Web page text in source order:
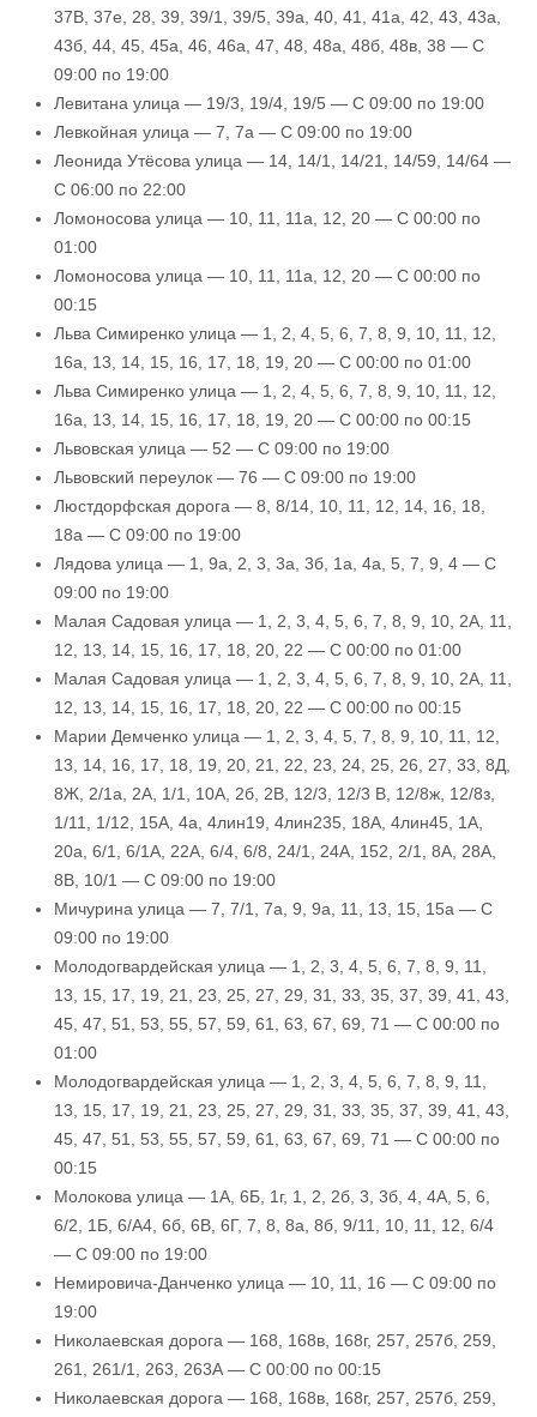
37В, 37е, 28, 39, 39/1, 39/5, 39а, 40, 41, 41а, 42, 43, 43а,
43б, 44, 45, 45а, 46, 46а, 47, 48, 48а, 48б, 48в, 38 — С
09:00 по 19:00
Левитана улица — 19/3, 19/4, 19/5 — С 09:00 по 19:00
Левкойная улица — 7, 7а — С 09:00 по 19:00
Леонида Утёсова улица — 14, 14/1, 14/21, 14/59, 14/64 —
С 06:00 по 22:00
Ломоносова улица — 10, 11, 11а, 12, 20 — С 00:00 по
01:00
Ломоносова улица — 10, 11, 11а, 12, 20 — С 00:00 по
00:15
Льва Симиренко улица — 1, 2, 4, 5, 6, 7, 8, 9, 10, 11, 12,
16а, 13, 14, 15, 16, 17, 18, 19, 20 — С 00:00 по 01:00
Льва Симиренко улица — 1, 2, 4, 5, 6, 7, 8, 9, 10, 11, 12,
16а, 13, 14, 15, 16, 17, 18, 19, 20 — С 00:00 по 00:15
Львовская улица — 52 — С 09:00 по 19:00
Львовский переулок — 76 — С 09:00 по 19:00
Люстдорфская дорога — 8, 8/14, 10, 11, 12, 14, 16, 18,
18а — С 09:00 по 19:00
Лядова улица — 1, 9а, 2, 3, 3а, 3б, 1а, 4а, 5, 7, 9, 4 — С
09:00 по 19:00
Малая Садовая улица — 1, 2, 3, 4, 5, 6, 7, 8, 9, 10, 2А, 11,
12, 13, 14, 15, 16, 17, 18, 20, 22 — С 00:00 по 01:00
Малая Садовая улица — 1, 2, 3, 4, 5, 6, 7, 8, 9, 10, 2А, 11,
12, 13, 14, 15, 16, 17, 18, 20, 22 — С 00:00 по 00:15
Марии Демченко улица — 1, 2, 3, 4, 5, 7, 8, 9, 10, 11, 12,
13, 14, 16, 17, 18, 19, 20, 21, 22, 23, 24, 25, 26, 27, 33, 8Д,
8Ж, 2/1а, 2А, 1/1, 10А, 2б, 2В, 12/3, 12/3 В, 12/8ж, 12/8з,
1/11, 1/12, 15А, 4а, 4лин19, 4лин235, 18А, 4лин45, 1А,
20а, 6/1, 6/1А, 22А, 6/4, 6/8, 24/1, 24А, 152, 2/1, 8А, 28А,
8В, 10/1 — С 09:00 по 19:00
Мичурина улица — 7, 7/1, 7а, 9, 9а, 11, 13, 15, 15а — С
09:00 по 19:00
Молодогвардейская улица — 1, 2, 3, 4, 5, 6, 7, 8, 9, 11,
13, 15, 17, 19, 21, 23, 25, 27, 29, 31, 33, 35, 37, 39, 41, 43,
45, 47, 51, 53, 55, 57, 59, 61, 63, 67, 69, 71 — С 00:00 по
01:00
Молодогвардейская улица — 1, 2, 3, 4, 5, 6, 7, 8, 9, 11,
13, 15, 17, 19, 21, 23, 25, 27, 29, 31, 33, 35, 37, 39, 41, 43,
45, 47, 51, 53, 55, 57, 59, 61, 63, 67, 69, 71 — С 00:00 по
00:15
Молокова улица — 1А, 6Б, 1г, 1, 2, 2б, 3, 3б, 4, 4А, 5, 6,
6/2, 1Б, 6/А4, 6б, 6В, 6Г, 7, 8, 8а, 8б, 9/11, 10, 11, 12, 6/4
— С 09:00 по 19:00
Немировича-Данченко улица — 10, 11, 16 — С 09:00 по
19:00
Николаевская дорога — 168, 168в, 168г, 257, 257б, 259,
261, 261/1, 263, 263А — С 00:00 по 00:15
Николаевская дорога — 168, 168в, 168г, 257, 257б, 259,